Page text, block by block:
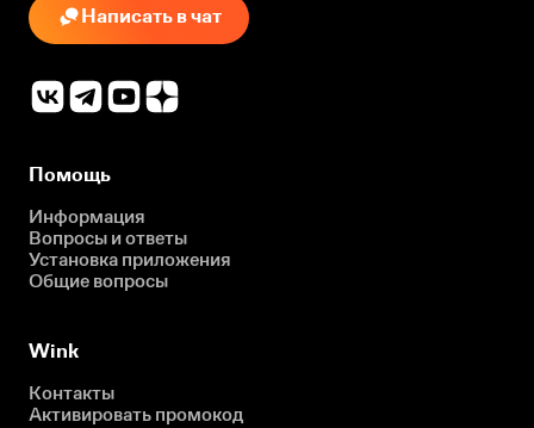
Написать в чат
Помощь
Информация
Вопросы и ответы
Установка приложения
Общие вопросы
Wink
Контакты
Активировать промокод